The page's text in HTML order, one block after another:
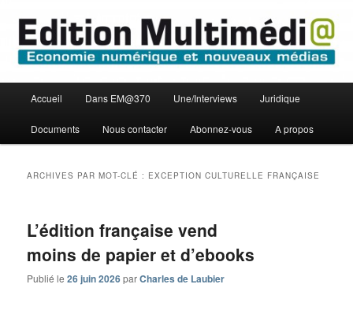
contenu
principal
contenu
secondaire
Edition Multimédi@
principal
Accueil Dans EM@370 Une/Interviews Juridique
Documents Nous contacter Abonnez-vous A propos
ARCHIVES PAR MOT-CLÉ : EXCEPTION CULTURELLE FRANÇAISE
L’édition française vend
moins de papier et d’ebooks
Publié le26 juin 2026parCharles de Laubier